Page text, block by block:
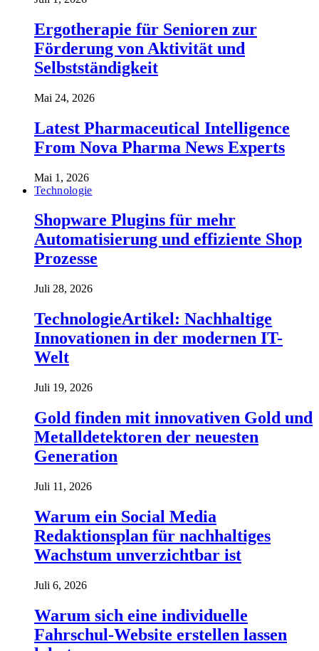
Ergotherapie für Senioren zur
Förderung von Aktivität und
Selbstständigkeit
Mai 24, 2026
Latest Pharmaceutical Intelligence
From Nova Pharma News Experts
Mai 1, 2026
Technologie
Shopware Plugins für mehr
Automatisierung und effiziente Shop
Prozesse
Juli 28, 2026
TechnologieArtikel: Nachhaltige
Innovationen in der modernen IT-
Welt
Juli 19, 2026
Gold finden mit innovativen Gold und
Metalldetektoren der neuesten
Generation
Juli 11, 2026
Warum ein Social Media
Redaktionsplan für nachhaltiges
Wachstum unverzichtbar ist
Juli 6, 2026
Warum sich eine individuelle
Fahrschul-Website erstellen lassen